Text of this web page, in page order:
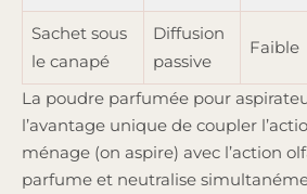
Sachet sous
le canapé
Diffusion
passive
Faible
La poudre parfumée pour
l’avantage unique de coupler
ménage (on aspire) avec l’action
parfume et neutralise